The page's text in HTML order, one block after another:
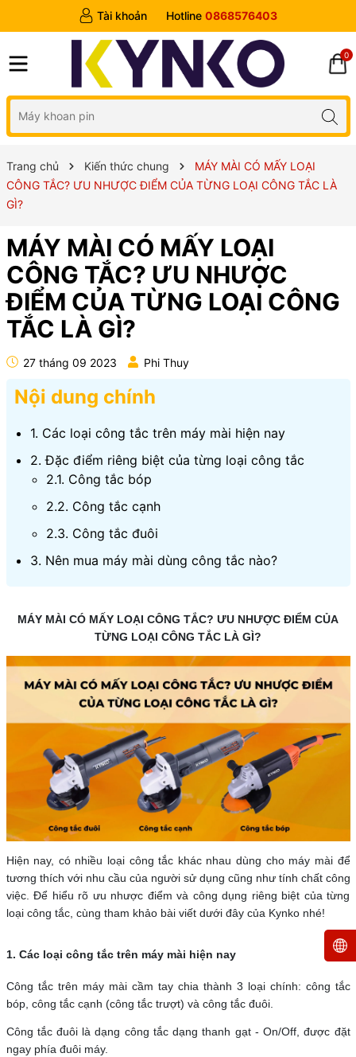
Tài khoản Hotline 0868576403
0
Trang chủ Kiến thức chung
MÁY MÀI CÓ MẤY LOẠI
CÔNG TẮC? ƯU NHƯỢC ĐIỂM CỦA TỪNG LOẠI CÔNG TẮC LÀ
GÌ?
MÁY MÀI CÓ MẤY LOẠI
CÔNG TẮC? ƯU NHƯỢC
ĐIỂM CỦA TỪNG LOẠI CÔNG
TẮC LÀ GÌ?
27 tháng 09 2023 Phi Thuy
Nội dung chính
1. Các loại công tắc trên máy mài hiện nay
2. Đặc điểm riêng biệt của từng loại công tắc
2.1. Công tắc bóp
2.2. Công tắc cạnh
2.3. Công tắc đuôi
3. Nên mua máy mài dùng công tắc nào?
MÁY MÀI CÓ MẤY LOẠI CÔNG TẮC? ƯU NHƯỢC ĐIỂM CỦA
TỪNG LOẠI CÔNG TẮC LÀ GÌ?
Hiện nay, có nhiều loại công tắc khác nhau dùng cho máy mài để
tương thích với nhu cầu của người sử dụng cũng như tính chất công
việc. Để hiểu rõ ưu nhược điểm và công dụng riêng biệt của từng
loại công tắc, cùng tham khảo bài viết dưới đây của Kynko nhé!
1. Các loại công tắc trên máy mài hiện nay
Công tắc trên máy mài cầm tay chia thành 3 loại chính: công tắc
bóp, công tắc cạnh (công tắc trượt) và công tắc đuôi.
Công tắc đuôi là dạng công tắc dạng thanh gạt - On/Off, được đặt
ngay phía đuôi máy.